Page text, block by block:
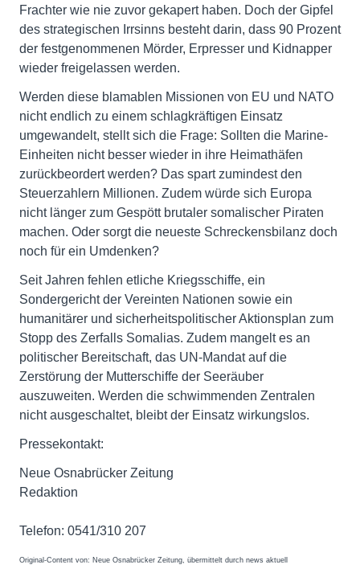
Frachter wie nie zuvor gekapert haben. Doch der Gipfel
des strategischen Irrsinns besteht darin, dass 90 Prozent
der festgenommenen Mörder, Erpresser und Kidnapper
wieder freigelassen werden.
Werden diese blamablen Missionen von EU und NATO
nicht endlich zu einem schlagkräftigen Einsatz
umgewandelt, stellt sich die Frage: Sollten die Marine-
Einheiten nicht besser wieder in ihre Heimathäfen
zurückbeordert werden? Das spart zumindest den
Steuerzahlern Millionen. Zudem würde sich Europa
nicht länger zum Gespött brutaler somalischer Piraten
machen. Oder sorgt die neueste Schreckensbilanz doch
noch für ein Umdenken?
Seit Jahren fehlen etliche Kriegsschiffe, ein
Sondergericht der Vereinten Nationen sowie ein
humanitärer und sicherheitspolitischer Aktionsplan zum
Stopp des Zerfalls Somalias. Zudem mangelt es an
politischer Bereitschaft, das UN-Mandat auf die
Zerstörung der Mutterschiffe der Seeräuber
auszuweiten. Werden die schwimmenden Zentralen
nicht ausgeschaltet, bleibt der Einsatz wirkungslos.
Pressekontakt:
Neue Osnabrücker Zeitung
Redaktion
Telefon: 0541/310 207
Original-Content von: Neue Osnabrücker Zeitung, übermittelt durch news aktuell